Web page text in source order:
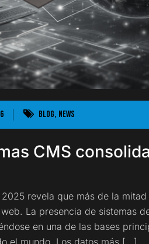
Blog, News
CMS
revela que más de la
La presencia de sistemas
en una de las bases